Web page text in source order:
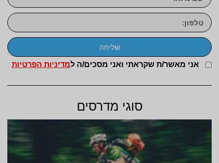
אני מאשר/ת שקראתי ואני מסכים/ה למדיניות הפרטיות
שליחה
סוגי מדרסים